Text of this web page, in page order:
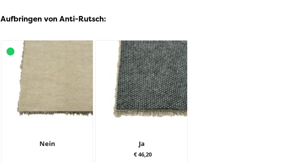
Aufbringen von Anti-Rutsch:
Nein Ja
€ 46,20